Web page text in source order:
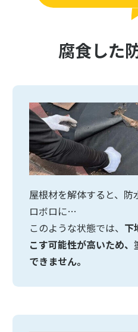
腐食した
屋根材を解体すると、
ロボロに…
このような状態では、 下
こす可能性が高いため
できません。